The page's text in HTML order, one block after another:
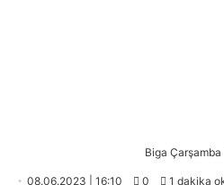
Biga Çarşamba
08.06.2023 | 16:10 0 1 dakika